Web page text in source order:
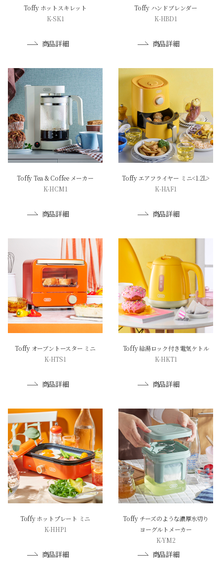
Toffy ホットスキレット
K-SK1
商品詳細
Toffy ハンドブレンダー
K-HBD1
商品詳細
Toffy Tea & Coffee メーカー
K-HCM1
商品詳細
Toffy エアフライヤー ミニ<1.2L>
K-HAF1
商品詳細
Toffy オーブントースター ミニ
K-HTS1
商品詳細
Toffy 給湯ロック付き電気ケトル
K-HKT1
商品詳細
Toffy ホットプレート ミニ
K-HHP1
商品詳細
Toffy チーズのような濃厚水切り
ヨーグルトメーカー
K-YM2
商品詳細